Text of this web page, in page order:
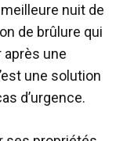
nuit de
de brûlure qui
une
une solution
d’urgence.